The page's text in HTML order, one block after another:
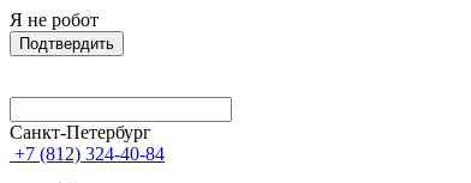
Я не робот
Подтвердить
Санкт-Петербург
+7 (812) 324-40-84